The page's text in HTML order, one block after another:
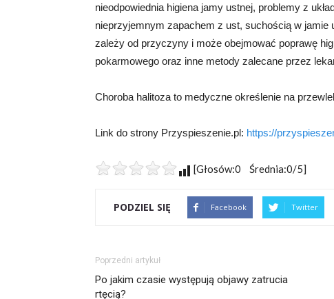
nieodpowiednia higiena jamy ustnej, problemy z
nieprzyjemnym zapachem z ust, suchością w
zależy od przyczyny i może obejmować poprawę
pokarmowego oraz inne metody zalecane przez
Choroba halitoza to medyczne określenie na
Link do strony Przyspieszenie.pl: https://
[Głosów:0 Średnia:0/5]
PODZIEL SIĘ Facebook Twitter
Poprzedni artykuł
Po jakim czasie występują objawy zatrucia
rtęcią?